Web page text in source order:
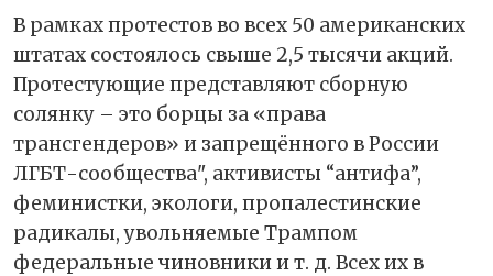
В рамках протестов во всех 50 американских
штатах состоялось свыше 2,5 тысячи акций.
Протестующие представляют сборную
солянку – это борцы за «права
трансгендеров» и запрещённого в России
ЛГБТ-сообщества", активисты “антифа”,
феминистки, экологи, пропалестинские
радикалы, увольняемые Трампом
федеральные чиновники и т. д. Всех их в